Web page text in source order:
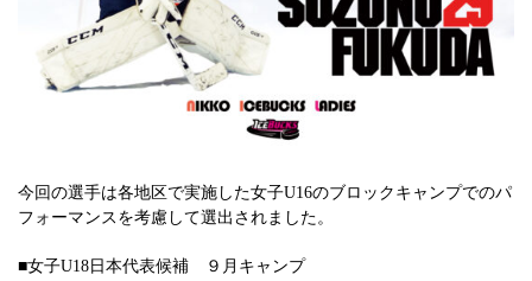
今回の選手は各地区で実施した女子U16のブロックキャンプでのパ
フォーマンスを考慮して選出されました。
■女子U18日本代表候補 ９月キャンプ